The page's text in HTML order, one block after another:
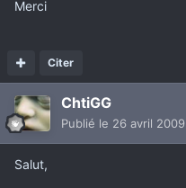
Merci
Citer
ChtiGG
Publié le 26 avril 2009
Salut,